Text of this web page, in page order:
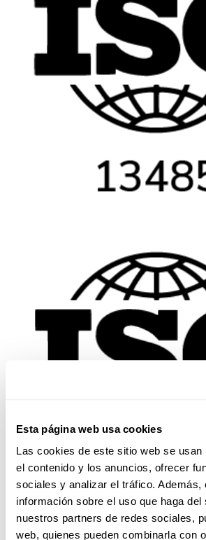
Esta página web usa cookies
Las cookies de este sitio web se usan
el contenido y los anuncios, ofrecer
sociales y analizar el tráfico. Además,
información sobre el uso que haga del
nuestros partners de redes sociales,
web, quienes pueden combinarla con